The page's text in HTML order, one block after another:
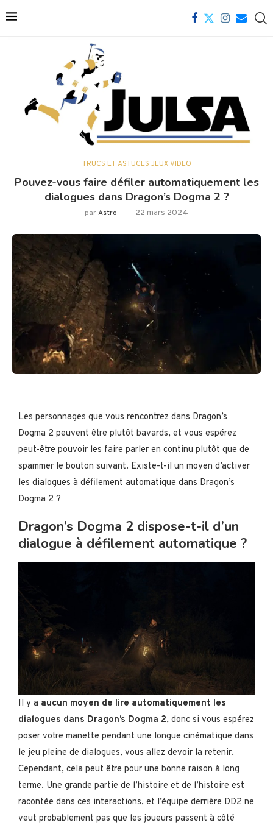
TRUCS ET ASTUCES JEUX VIDÉO
Pouvez-vous faire défiler automatiquement les
dialogues dans Dragon’s Dogma 2 ?
parAstro 22 mars 2024
Les personnages que vous rencontrez dans Dragon’s
Dogma 2 peuvent être plutôt bavards, et vous espérez
peut-être pouvoir les faire parler en continu plutôt que de
spammer le bouton suivant. Existe-t-il un moyen d’activer
les dialogues à défilement automatique dans Dragon’s
Dogma 2 ?
Dragon’s Dogma 2 dispose-t-il d’un
dialogue à défilement automatique ?
Il y a aucun moyen de lire automatiquement les
dialogues dans Dragon’s Dogma 2, donc si vous espérez
poser votre manette pendant une longue cinématique dans
le jeu pleine de dialogues, vous allez devoir la retenir.
Cependant, cela peut être pour une bonne raison à long
terme. Une grande partie de l’histoire et de l’histoire est
racontée dans ces interactions, et l’équipe derrière DD2 ne
veut probablement pas que les joueurs passent à côté